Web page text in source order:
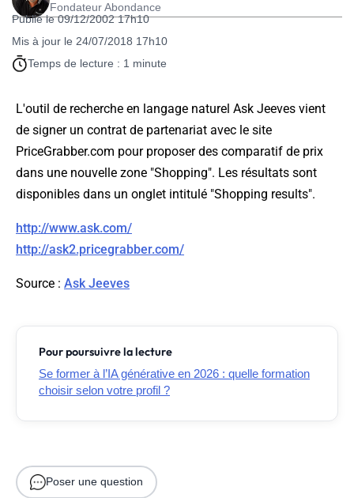
Fondateur Abondance
Publié le 09/12/2002 17h10
Mis à jour le 24/07/2018 17h10
Temps de lecture : 1 minute
L'outil de recherche en langage naturel Ask Jeeves vient
de signer un contrat de partenariat avec le site
PriceGrabber.com pour proposer des comparatif de prix
dans une nouvelle zone "Shopping". Les résultats sont
disponibles dans un onglet intitulé "Shopping results".
http://www.ask.com/
http://ask2.pricegrabber.com/
Source : Ask Jeeves
Pour poursuivre la lecture
Se former à l’IA générative en 2026 : quelle formation
choisir selon votre profil ?
Poser une question